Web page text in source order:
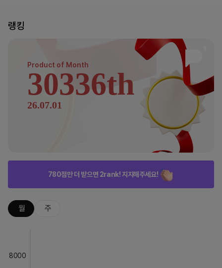
랭킹
Product of Month
30336th
26.07.01
780점만 더 받으면 2rank! 지지해주세요!
월 주
8000